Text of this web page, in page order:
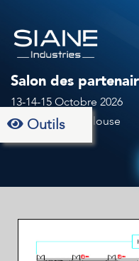
Salon des
13-14-15 Octobre 2026
Au MEETT à Toulouse
Outils